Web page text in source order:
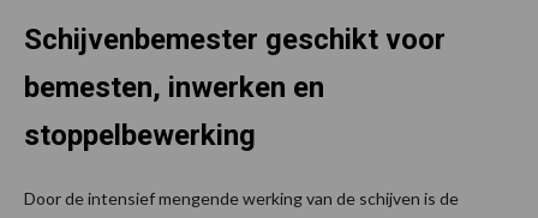
Schijvenbemester geschikt voor
bemesten, inwerken en
stoppelbewerking
Door de intensief mengende werking van de schijven is de